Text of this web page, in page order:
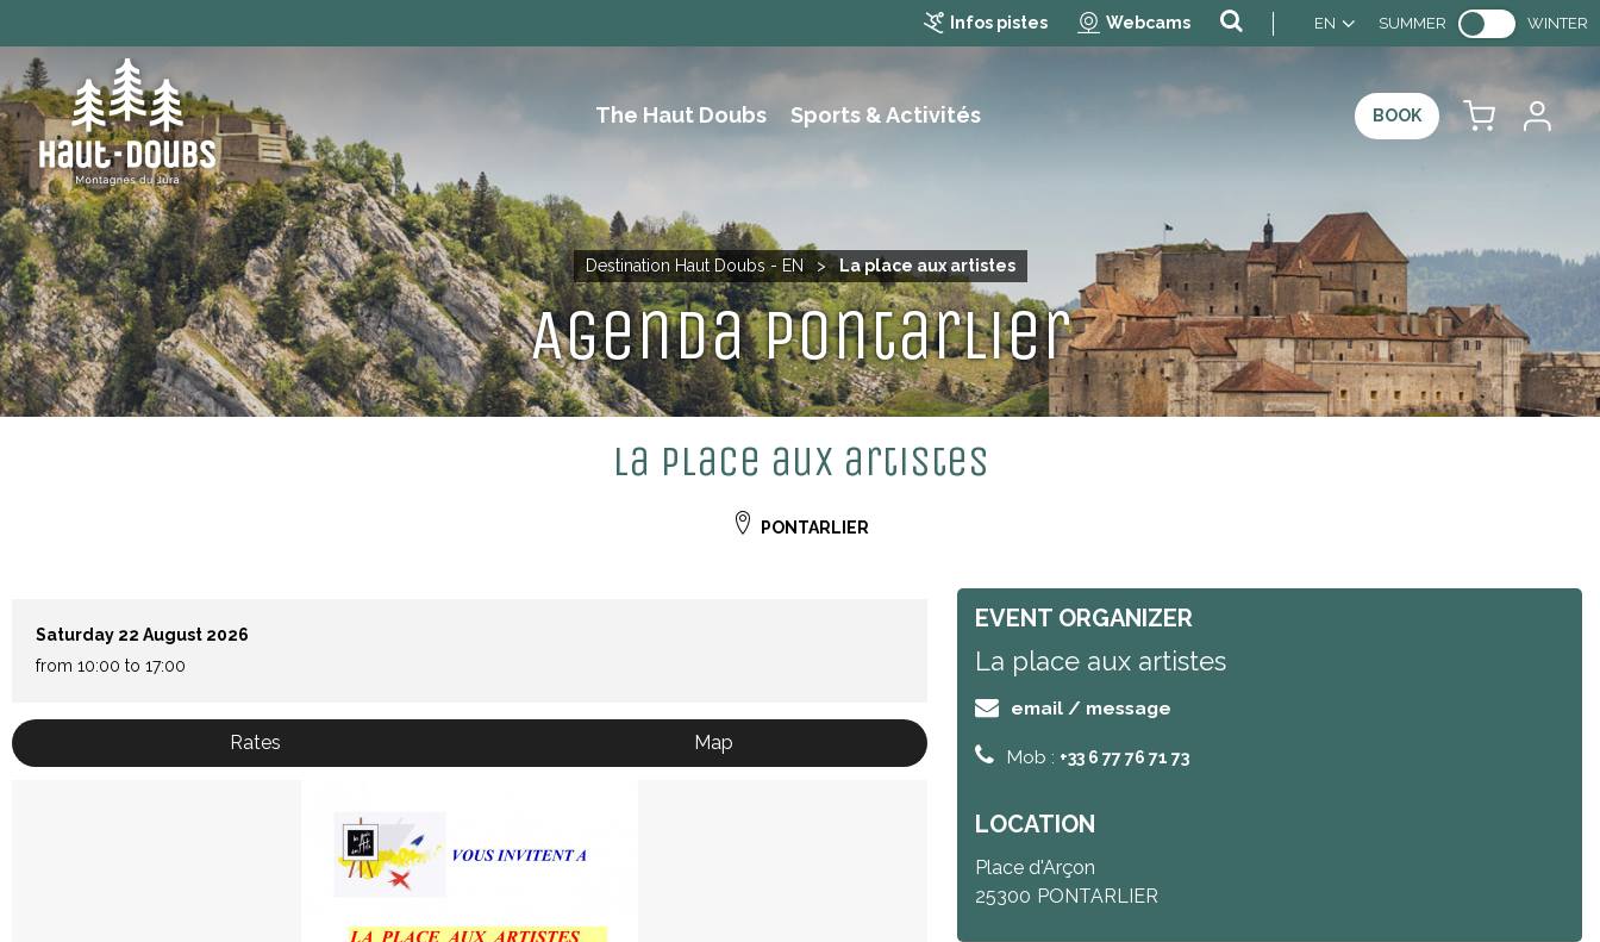
Infos pistes Webcams EN SUMMER WINTER
The Haut Doubs Sports & Activités BOOK
Destination Haut Doubs - EN > La place aux artistes
Agenda Pontarlier
La place aux artistes
PONTARLIER
Saturday 22 August 2026
from 10:00 to 17:00
Rates Map
EVENT ORGANIZER
La place aux artistes
email / message
Mob : +33 6 77 76 71 73
LOCATION
Place d'Arçon
25300 PONTARLIER